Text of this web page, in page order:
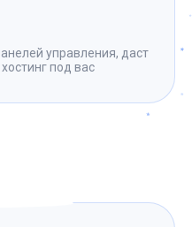
управления, даст
под вас